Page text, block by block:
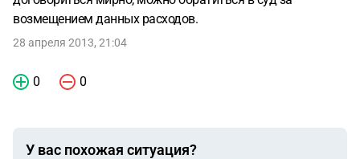
возмещением данных расходов.
28 апреля 2013, 21:04
0 0
У вас похожая ситуация?